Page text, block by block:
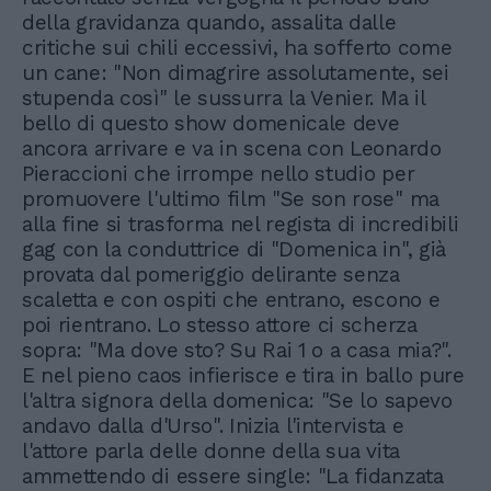
della gravidanza quando, assalita dalle
critiche sui chili eccessivi, ha sofferto come
un cane: "Non dimagrire assolutamente, sei
stupenda così" le sussurra la Venier. Ma il
bello di questo show domenicale deve
ancora arrivare e va in scena con Leonardo
Pieraccioni che irrompe nello studio per
promuovere l'ultimo film "Se son rose" ma
alla fine si trasforma nel regista di incredibili
gag con la conduttrice di "Domenica in", già
provata dal pomeriggio delirante senza
scaletta e con ospiti che entrano, escono e
poi rientrano. Lo stesso attore ci scherza
sopra: "Ma dove sto? Su Rai 1 o a casa mia?".
E nel pieno caos infierisce e tira in ballo pure
l'altra signora della domenica: "Se lo sapevo
andavo dalla d'Urso". Inizia l'intervista e
l'attore parla delle donne della sua vita
ammettendo di essere single: "La fidanzata